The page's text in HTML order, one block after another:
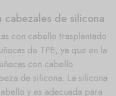
de silicona
con cabello trasplantado
de TPE, ya que en la
con cabello
de silicona. La silicona
y es adecuada para